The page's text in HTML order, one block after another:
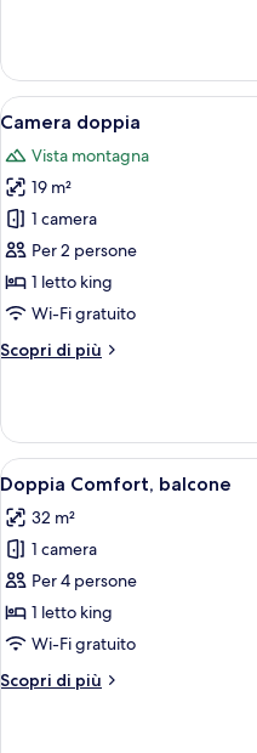
doppia,
vista
montagna
Apri
tutte
le
foto
per
Camera
doppia
4
Camera doppia
Vista montagna
19 m²
1 camera
Per 2 persone
1 letto king
Wi-Fi gratuito
Scopri di più
Altri
doppia
Apri
tutte
le
foto
per
Doppia
Comfort,
5
Doppia Comfort, balcone
32 m²
1 camera
Per 4 persone
1 letto king
Wi-Fi gratuito
Scopri di più
Altri